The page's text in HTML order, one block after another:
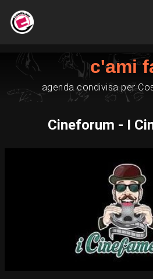
c'ami
agenda condivisa per
Cineforum - I